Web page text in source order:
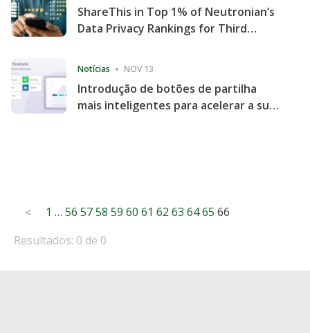
ShareThis in Top 1% of Neutronian’s
Data Privacy Rankings for Third
Notícias NOV 13
Introdução de botões de partilha
mais inteligentes para acelerar a sua
Posts
pagination
< 1 … 56 5758 59 60 61 62 63 6465 66
Resultados: 0 de 0